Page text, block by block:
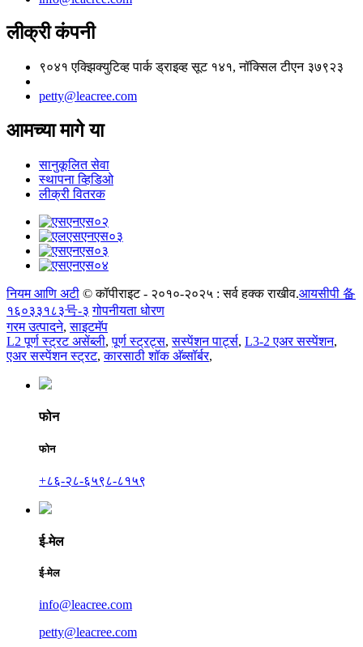
लीक्री कंपनी
९०४१ एक्झिक्युटिव्ह पार्क ड्राइव्ह सूट १४१, नॉक्सिल टीएन ३७९२३
petty@leacree.com
आमच्या मागे या
सानुकूलित सेवा
स्थापना व्हिडिओ
लीक्री वितरक
नियम आणि अटी © कॉपीराइट - २०१०-२०२५ : सर्व हक्क राखीव.आयसीपी 备
१६०३३१८३号-३ गोपनीयता धोरण
गरम उत्पादने,साइटमॅप
L2 पूर्ण स्ट्रट असेंब्ली,पूर्ण स्ट्रट्स,सस्पेंशन पार्ट्स, L3-2 एअर सस्पेंशन,
एअर सस्पेंशन स्ट्रट,कारसाठी शॉक अ‍ॅब्सॉर्बर,
फोन
फोन
+८६-२८-६५९८-८१५९
ई-मेल
ई-मेल
info@leacree.com
petty@leacree.com